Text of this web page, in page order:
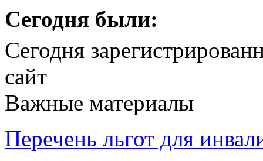
Сегодня были:
Сегодня
сайт
Важные материалы
Перечень льгот для